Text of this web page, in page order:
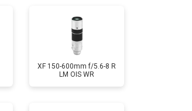
XF 150-600mm f/5.6-8 R
LM OIS WR